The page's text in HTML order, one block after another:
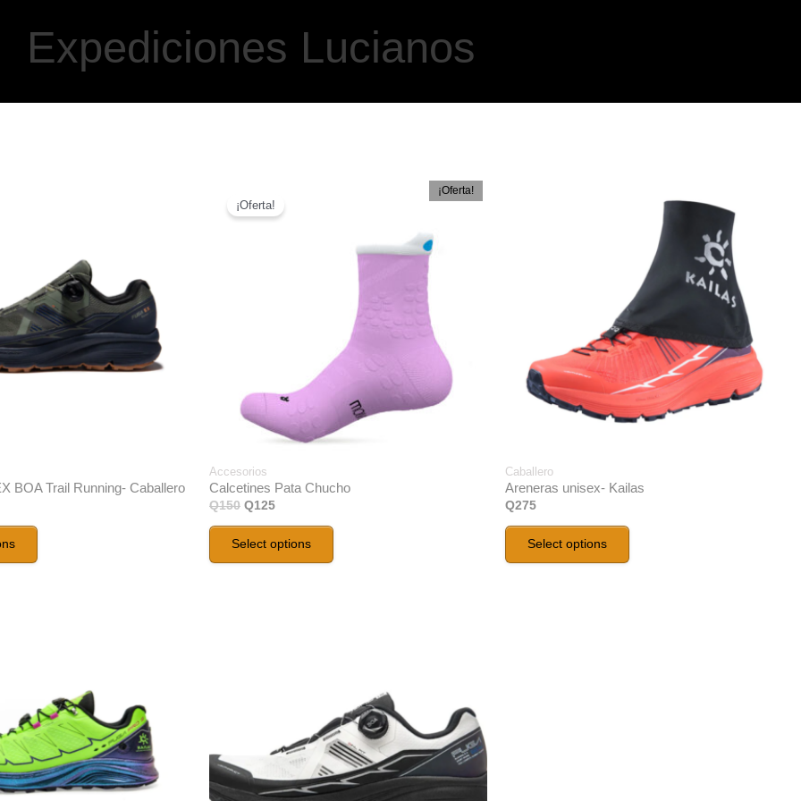
Expediciones Lucianos
BOA Trail Running- Caballero
¡Oferta!
¡Oferta!
Accesorios
Calcetines Pata Chucho
Q150 Q125
Select options
Caballero
Areneras unisex- Kailas
Q275
Select options